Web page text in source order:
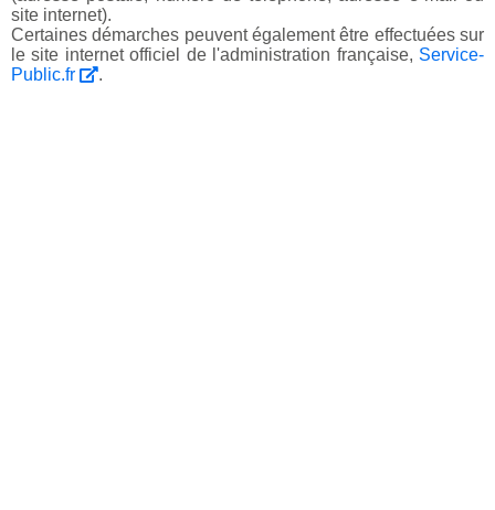
site internet).
Certaines démarches peuvent également être effectuées sur
le site internet officiel de l'administration française, Service-
Public.fr
.